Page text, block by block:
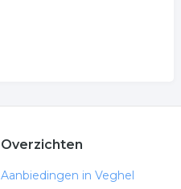
Overzichten
Aanbiedingen in Veghel